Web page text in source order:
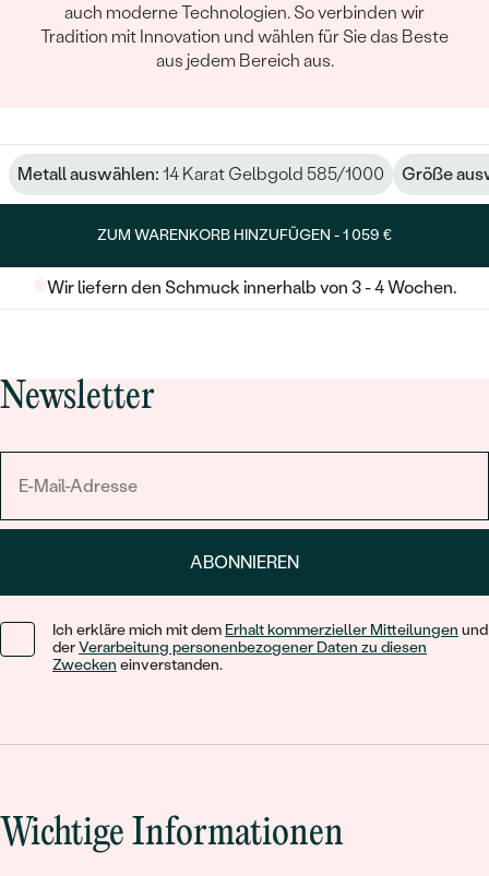
auch moderne Technologien. So verbinden wir
Tradition mit Innovation und wählen für Sie das Beste
aus jedem Bereich aus.
Metall auswählen: 14 Karat Gelbgold 585/1000 Größe
ZUM WARENKORB HINZUFÜGEN -1 059 €
Wir liefern den Schmuck innerhalb von 3 - 4 Wochen.
Newsletter
ABONNIEREN
Ich erkläre mich mit dem Erhalt kommerzieller Mitteilungen und
derVerarbeitung personenbezogener Daten zu diesen
Zwecken einverstanden.
Wichtige Informationen